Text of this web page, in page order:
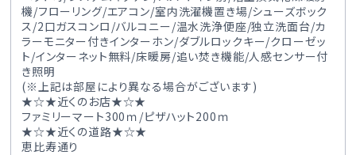
機/フローリング/エアコン/室内洗濯機置き場/シューズボック
ス/2口ガスコンロ/バルコニー/温水洗浄便座/独立洗面台/カ
ラーモニター付きインターホン/ダブルロックキー/クローゼッ
ト/インターネット無料/床暖房/追い焚き機能/人感センサー付
き照明
(※上記は部屋により異なる場合がございます)
★☆★近くのお店★☆★
ファミリーマート300ｍ/ピザハット200ｍ
★☆★近くの道路★☆★
恵比寿通り